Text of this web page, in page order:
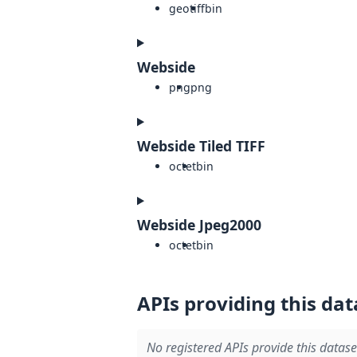
geotiffbin
Webside
pngpng
Webside Tiled TIFF
octetbin
Webside Jpeg2000
octetbin
APIs providing this
No registered APIs provide this